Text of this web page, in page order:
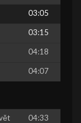
03:05
03:15
04:18
04:07
04:33